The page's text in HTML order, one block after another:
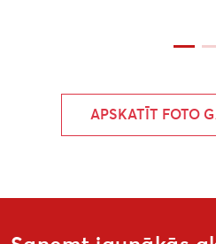
APSKATĪT FOTO